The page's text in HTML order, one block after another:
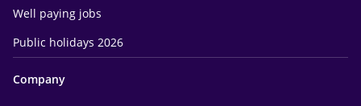
Well paying jobs
Public holidays 2026
Company